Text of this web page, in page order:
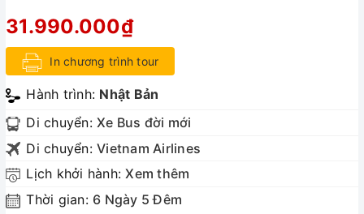
31.990.000₫
In chương trình tour
Hành trình: Nhật Bản
Di chuyển: Xe Bus đời mới
Di chuyển: Vietnam Airlines
Lịch khởi hành:Xem thêm
Thời gian: 6 Ngày 5 Đêm